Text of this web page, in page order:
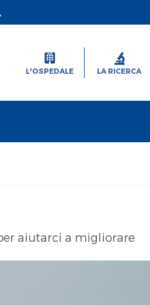
L'OSPEDALE LA RICERCA
aiutarci a migliorare